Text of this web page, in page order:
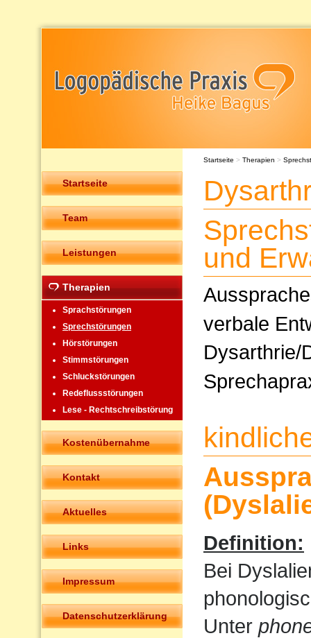
Startseite
Team
Leistungen
Therapien
Sprachstörungen
Sprechstörungen
Hörstörungen
Stimmstörungen
Schluckstörungen
Redeflussstörungen
Lese - Rechtschreibstörung
Kostenübernahme
Kontakt
Aktuelles
Links
Impressum
Datenschutzerklärung
Startseite > Therapien >
und
verbale
Dysarthrie/
Definition:
Bei
Unter